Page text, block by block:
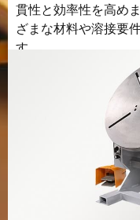
貫性と効率性を高め
ざまな材料や溶接要
す。.